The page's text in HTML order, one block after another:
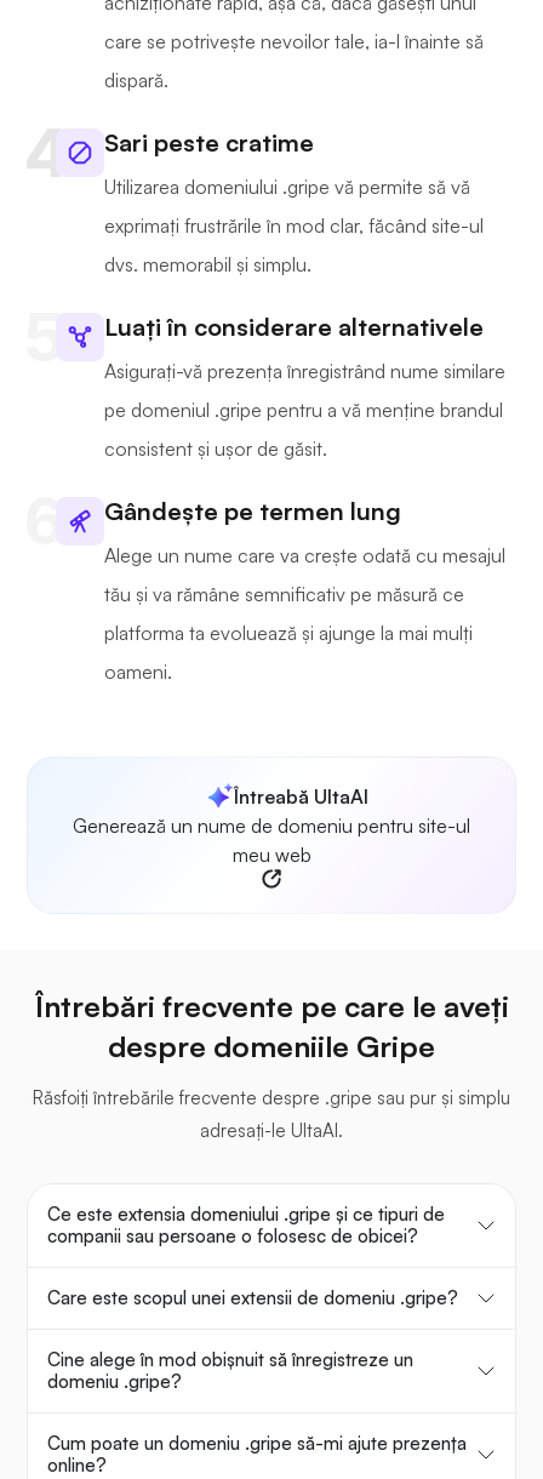
care se potrivește nevoilor tale, ia-l înainte să
dispară.
Sari peste cratime
Utilizarea domeniului .gripe vă permite să vă
exprimați frustrările în mod clar, făcând site-ul
dvs. memorabil și simplu.
Luați în considerare alternativele
Asigurați-vă prezența înregistrând nume similare
pe domeniul .gripe pentru a vă menține brandul
consistent și ușor de găsit.
Gândește pe termen lung
Alege un nume care va crește odată cu mesajul
tău și va rămâne semnificativ pe măsură ce
platforma ta evoluează și ajunge la mai mulți
oameni.
Întreabă UltaAI
Generează un nume de domeniu pentru site-ul
meu web
Întrebări frecvente pe care le aveți
despre domeniile Gripe
Răsfoiți întrebările frecvente despre .gripe sau pur și simplu
adresați-le UltaAI.
Ce este extensia domeniului .gripe și ce tipuri de
companii sau persoane o folosesc de obicei?
Care este scopul unei extensii de domeniu .gripe?
Cine alege în mod obișnuit să înregistreze un
domeniu .gripe?
Cum poate un domeniu .gripe să-mi ajute prezența
online?